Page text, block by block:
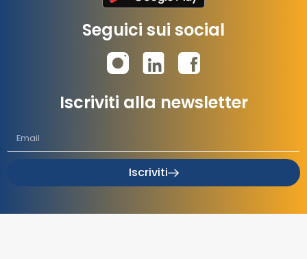
Seguici sui social
Iscriviti alla newsletter
Iscriviti